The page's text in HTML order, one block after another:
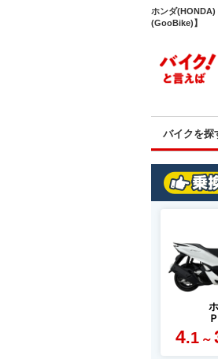
ホンダ
(GooBike)】
バイクを探
4.1 ～